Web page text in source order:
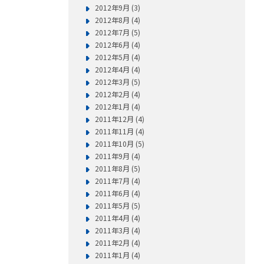
2012年9月 (3)
2012年8月 (4)
2012年7月 (5)
2012年6月 (4)
2012年5月 (4)
2012年4月 (4)
2012年3月 (5)
2012年2月 (4)
2012年1月 (4)
2011年12月 (4)
2011年11月 (4)
2011年10月 (5)
2011年9月 (4)
2011年8月 (5)
2011年7月 (4)
2011年6月 (4)
2011年5月 (5)
2011年4月 (4)
2011年3月 (4)
2011年2月 (4)
2011年1月 (4)